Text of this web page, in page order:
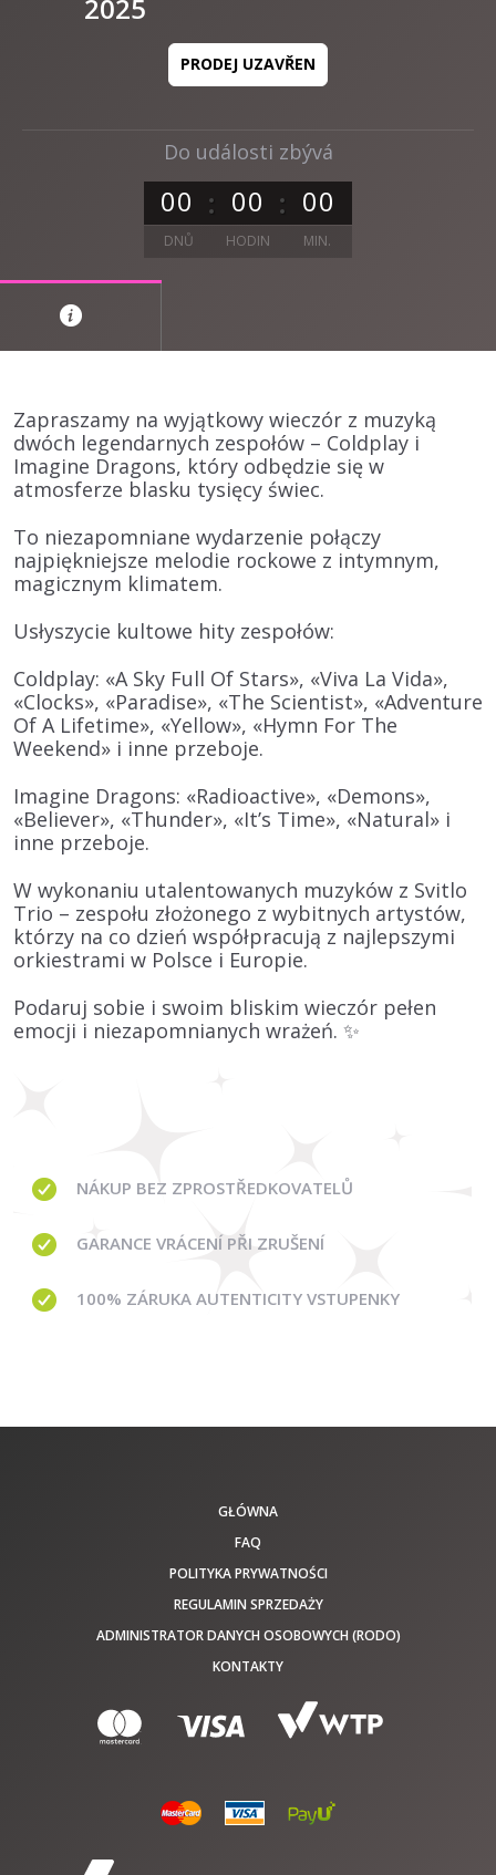
Do události zbývá
00 00 00
DNŮ HODIN MIN.
2025
PRODEJ UZAVŘEN
Zapraszamy na wyjątkowy wieczór z muzyką
dwóch legendarnych zespołów – Coldplay i
Imagine Dragons, który odbędzie się w
atmosferze blasku tysięcy świec.
To niezapomniane wydarzenie połączy
najpiękniejsze melodie rockowe z intymnym,
magicznym klimatem.
Usłyszycie kultowe hity zespołów:
Coldplay: «A Sky Full Of Stars», «Viva La Vida»,
«Clocks», «Paradise», «The Scientist», «Adventure
Of A Lifetime», «Yellow», «Hymn For The
Weekend» i inne przeboje.
Imagine Dragons: «Radioactive», «Demons»,
«Believer», «Thunder», «It’s Time», «Natural» i
inne przeboje.
W wykonaniu utalentowanych muzyków z Svitlo
Trio – zespołu złożonego z wybitnych artystów,
którzy na co dzień współpracują z najlepszymi
orkiestrami w Polsce i Europie.
Podaruj sobie i swoim bliskim wieczór pełen
emocji i niezapomnianych wrażeń. ✨
NÁKUP BEZ ZPROSTŘEDKOVATELŮ
GARANCE VRÁCENÍ PŘI ZRUŠENÍ
100% ZÁRUKA AUTENTICITY VSTUPENKY
GŁÓWNA
FAQ
POLITYKA PRYWATNOŚCI
REGULAMIN SPRZEDAŻY
ADMINISTRATOR DANYCH OSOBOWYCH (RODO)
KONTAKTY